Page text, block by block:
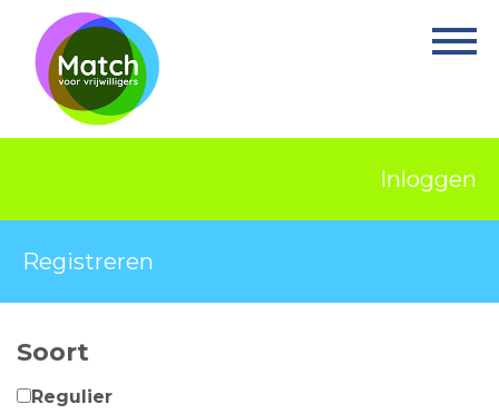
Home
Activiteiten
Projecten
Over Match
Ervaringsplek
Inloggen
Registreren
Soort
Regulier